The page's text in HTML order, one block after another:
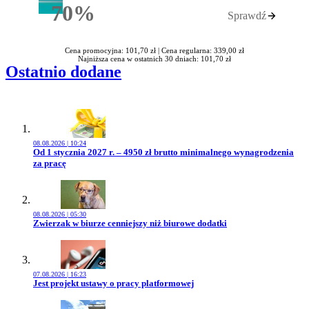
70%Rabatu Sprawdź
Cena promocyjna: 101,70 zł | Cena regularna: 339,00 zł
Najniższa cena w ostatnich 30 dniach: 101,70 zł
Ostatnio dodane
08.08.2026 | 10:24
Przejdź do artykułu:
Od 1 stycznia 2027 r. – 4950 zł brutto minimalnego wynagrodzenia
za pracę
08.08.2026 | 05:30
Przejdź do artykułu:
Zwierzak w biurze cenniejszy niż biurowe dodatki
07.08.2026 | 16:23
Przejdź do artykułu:
Jest projekt ustawy o pracy platformowej